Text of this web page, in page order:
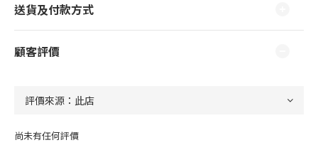
送貨及付款方式
顧客評價
尚未有任何評價